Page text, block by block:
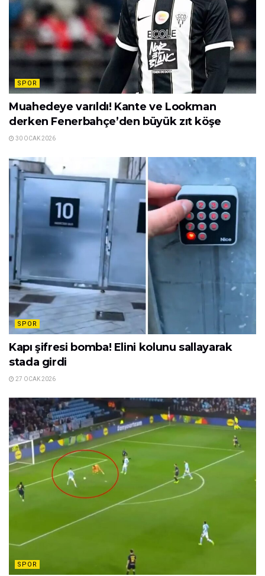
SPOR
Muahedeye varıldı! Kante ve Lookman
derken Fenerbahçe’den büyük zıt köşe
30 OCAK 2026
SPOR
Kapı şifresi bomba! Elini kolunu sallayarak
stada girdi
27 OCAK 2026
SPOR